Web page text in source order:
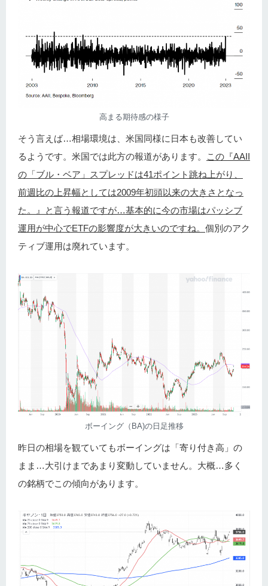
高まる期待感の様子
そう言えば…相場環境は、米国同様に日本も改善してい
るようです。米国では此方の報道があります。
この『AAII
の「ブル・ベア」スプレッドは41ポイント跳ね上がり、
前週比の上昇幅としては2009年初頭以来の大きさとなっ
た。』と言う報道ですが…基本的に今の市場はパッシブ
運用が中心でETFの影響度が大きいのですね。 個別のアク
ティブ運用は廃れています。
ボーイング（BA)の日足推移
昨日の相場を観ていてもボーイングは「寄り付き高」の
まま…大引けまであまり変動していません。大概…多く
の銘柄でこの傾向があります。